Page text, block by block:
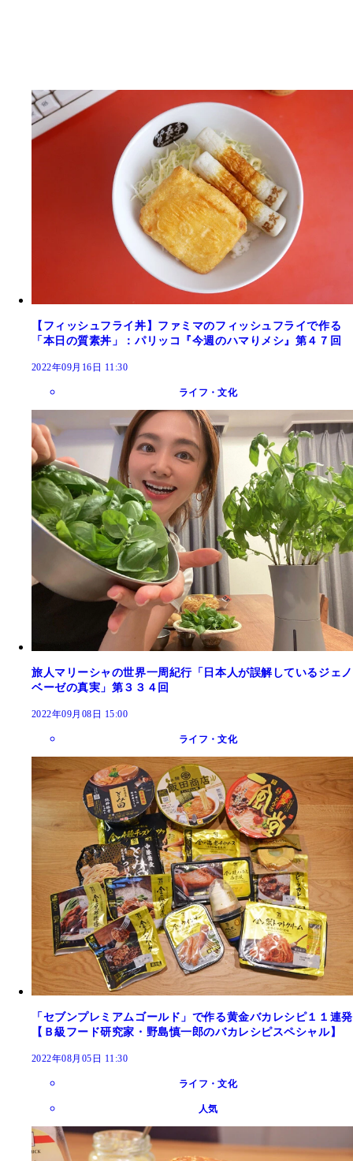
【フィッシュフライ丼】ファミマのフィッシュフライで作る
「本日の質素丼」：パリッコ『今週のハマりメシ』第４７回
2022年09月16日 11:30
ライフ・文化
旅人マリーシャの世界一周紀行「日本人が誤解しているジェノ
ベーゼの真実」第３３４回
2022年09月08日 15:00
ライフ・文化
「セブンプレミアムゴールド」で作る黄金バカレシピ１１連発
【Ｂ級フード研究家・野島慎一郎のバカレシピスペシャル】
2022年08月05日 11:30
ライフ・文化
人気